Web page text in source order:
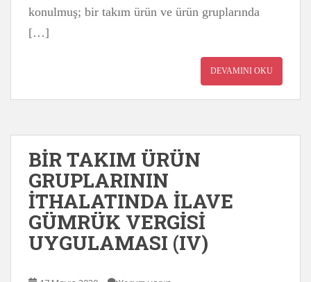
konulmuş; bir takım ürün ve ürün gruplarında
[…]
DEVAMINI OKU
BİR TAKIM ÜRÜN
GRUPLARININ
İTHALATINDA İLAVE
GÜMRÜK VERGİSİ
UYGULAMASI (IV)